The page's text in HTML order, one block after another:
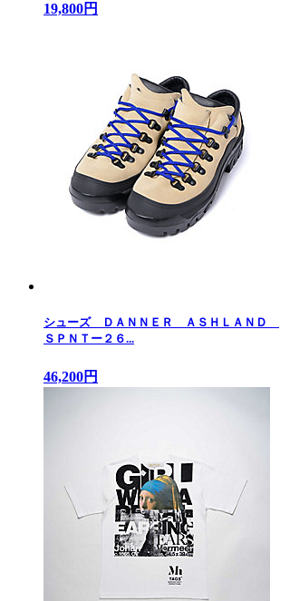
19,800円
シューズ ＤＡＮＮＥＲ ＡＳＨＬＡＮＤ
ＳＰＮＴー２６...
46,200円